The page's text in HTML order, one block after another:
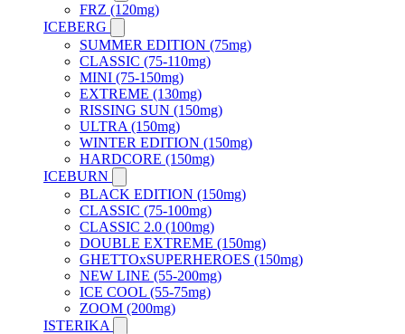
FRZ (120mg)
ICEBERG
SUMMER EDITION (75mg)
CLASSIC (75-110mg)
MINI (75-150mg)
EXTREME (130mg)
RISSING SUN (150mg)
ULTRA (150mg)
WINTER EDITION (150mg)
HARDCORE (150mg)
ICEBURN
BLACK EDITION (150mg)
CLASSIC (75-100mg)
CLASSIC 2.0 (100mg)
DOUBLE EXTREME (150mg)
GHETTOxSUPERHEROES (150mg)
NEW LINE (55-200mg)
ICE COOL (55-75mg)
ZOOM (200mg)
ISTERIKA